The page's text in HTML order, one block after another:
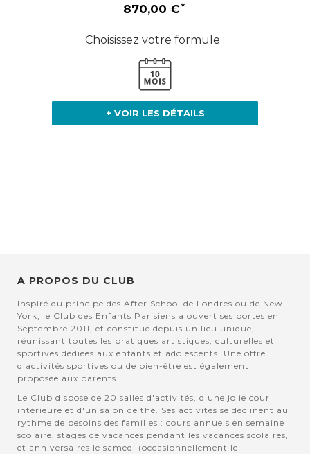
870,00 €
Choisissez votre formule :
+ VOIR LES DÉTAILS
A PROPOS DU CLUB
Inspiré du principe des After School de Londres ou de New
York, le Club des Enfants Parisiens a ouvert ses portes en
Septembre 2011, et constitue depuis un lieu unique,
réunissant toutes les pratiques artistiques, culturelles et
sportives dédiées aux enfants et adolescents. Une offre
d'activités sportives ou de bien-être est également
proposée aux parents.
Le Club dispose de 20 salles d'activités, d'une jolie cour
intérieure et d'un salon de thé. Ses activités se déclinent au
rythme de besoins des familles : cours annuels en semaine
scolaire, stages de vacances pendant les vacances scolaires,
et anniversaires le samedi (occasionnellement le